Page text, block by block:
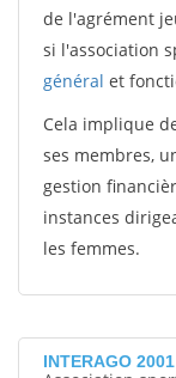
de l'agrément
si l'association
général et
Cela implique
ses membres,
gestion
instances
les femmes.
INTERAGO